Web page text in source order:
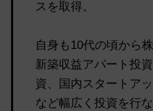
スを取得。
自身も10代の頃から
新築収益アパート投
資、国内スタートア
など幅広く投資を行な